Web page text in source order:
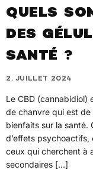
QUELS
DES
SANTÉ ?
2. JUILLET 2024
Le CBD (cannabidiol)
de chanvre qui est de
bienfaits sur la santé.
d’effets
ceux qui cherchent à
secondaires […]